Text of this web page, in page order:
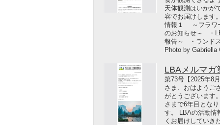
天体観測はいかが
容でお届けしま
情報１ ～フラワ
のお知らせ～ ・
報告～ ・ランド
Photo by Gabriella
LBAメルマガ
第73号【2025年8
さま、おはようご
がとうございます
さまで6年目とな
す。 LBAの活動情
くお届けしていき